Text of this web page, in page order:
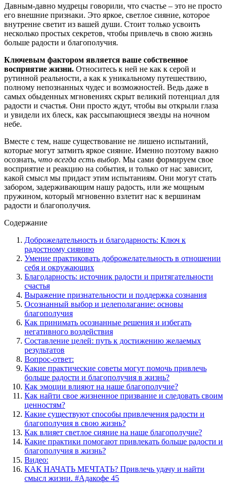
Давным-давно мудрецы говорили, что счастье – это не просто
его внешние признаки. Это яркое, светлое сияние, которое
внутренне светит из вашей души. Стоит только усвоить
несколько простых секретов, чтобы привлечь в свою жизнь
больше радости и благополучия.
Ключевым фактором является ваше собственное
восприятие жизни. Относитесь к ней не как к серой и
рутинной реальности, а как к уникальному путешествию,
полному непознанных чудес и возможностей. Ведь даже в
самых обыденных мгновениях скрыт великий потенциал для
радости и счастья. Они просто ждут, чтобы вы открыли глаза
и увидели их блеск, как рассыпающиеся звезды на ночном
небе.
Вместе с тем, наше существование не лишено испытаний,
которые могут затмить яркое сияние. Именно поэтому важно
осознать, что всегда есть выбор. Мы сами формируем свое
восприятие и реакцию на события, и только от нас зависит,
какой смысл мы придаст этим испытаниям. Они могут стать
забором, задерживающим нашу радость, или же мощным
пружином, который мгновенно взлетит нас к вершинам
радости и благополучия.
Содержание
Доброжелательность и благодарность: Ключ к
радостному сиянию
Умение практиковать доброжелательность в отношении
себя и окружающих
Благодарность: источник радости и притягательности
счастья
Выражение признательности и поддержка сознания
Осознанный выбор и целеполагание: основы
благополучия
Как принимать осознанные решения и избегать
негативного воздействия
Составление целей: путь к достижению желаемых
результатов
Вопрос-ответ:
Какие практические советы могут помочь привлечь
больше радости и благополучия в жизнь?
Как эмоции влияют на наше благополучие?
Как найти свое жизненное призвание и следовать своим
ценностям?
Какие существуют способы привлечения радости и
благополучия в свою жизнь?
Как влияет светлое сияние на наше благополучие?
Какие практики помогают привлекать больше радости и
благополучия в жизнь?
Видео:
КАК НАЧАТЬ МЕЧТАТЬ? Привлечь удачу и найти
смысл жизни. #Адакофе 45